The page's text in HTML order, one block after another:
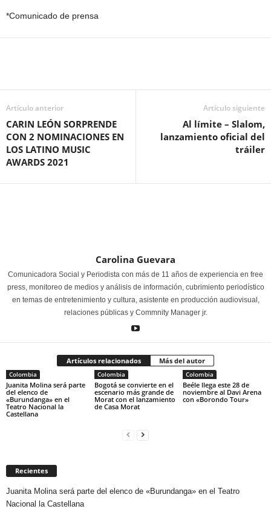
*Comunicado de prensa
Artículo anterior
CARIN LEÓN SORPRENDE
CON 2 NOMINACIONES EN
LOS LATINO MUSIC
AWARDS 2021
Artículo siguiente
Al límite – Slalom,
lanzamiento oficial del
tráiler
Carolina Guevara
Comunicadora Social y Periodista con más de 11 años de experiencia en free
press, monitoreo de medios y análisis de información, cubrimiento periodístico
en temas de entretenimiento y cultura, asistente en producción audiovisual,
relaciones públicas y Commnity Manager jr.
Artículos relacionados Más del autor
Colombia
Juanita Molina será parte
del elenco de
«Burundanga» en el
Teatro Nacional la
Castellana
Colombia
Bogotá se convierte en el
escenario más grande de
Morat con el lanzamiento
de Casa Morat
Colombia
Beéle llega este 28 de
noviembre al Davi Arena
con «Borondo Tour»
Recientes
Juanita Molina será parte del elenco de «Burundanga» en el Teatro
Nacional la Castellana